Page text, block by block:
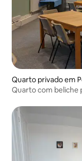
Quarto privado em
Quarto com beliche